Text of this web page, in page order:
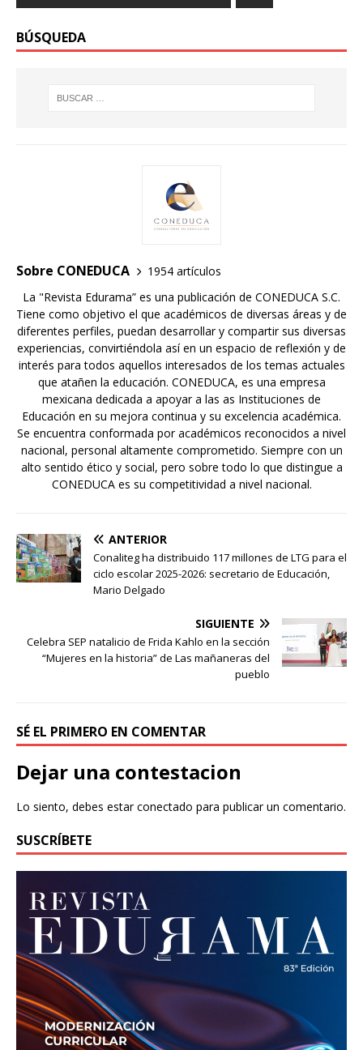
BÚSQUEDA
Sobre CONEDUCA
1954 artículos
La "Revista Edurama” es una publicación de CONEDUCA S.C.
Tiene como objetivo el que académicos de diversas áreas y de
diferentes perfiles, puedan desarrollar y compartir sus diversas
experiencias, convirtiéndola así en un espacio de reflexión y de
interés para todos aquellos interesados de los temas actuales
que atañen la educación. CONEDUCA, es una empresa
mexicana dedicada a apoyar a las as Instituciones de
Educación en su mejora continua y su excelencia académica.
Se encuentra conformada por académicos reconocidos a nivel
nacional, personal altamente comprometido. Siempre con un
alto sentido ético y social, pero sobre todo lo que distingue a
CONEDUCA es su competitividad a nivel nacional.
ANTERIOR
Conaliteg ha distribuido 117 millones de LTG para el
ciclo escolar 2025-2026: secretario de Educación,
Mario Delgado
SIGUIENTE
Celebra SEP natalicio de Frida Kahlo en la sección
“Mujeres en la historia” de Las mañaneras del
pueblo
SÉ EL PRIMERO EN COMENTAR
Dejar una contestacion
Lo siento, debes estarconectado para publicar un comentario.
SUSCRÍBETE